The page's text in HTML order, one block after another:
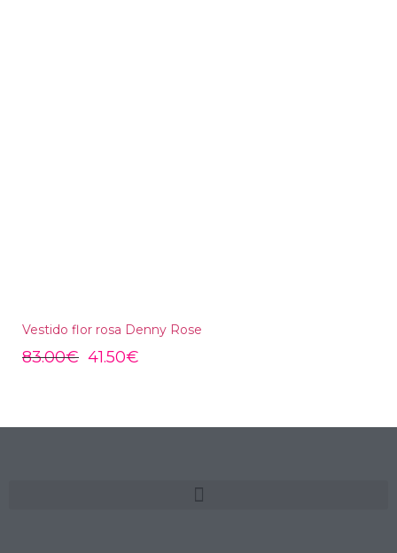
Vestido flor rosa Denny Rose
83.00€ 41.50€